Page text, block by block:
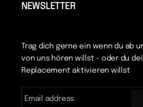
NEWSLETTER
Trag dich gerne ein wenn du ab
von uns hören willst - oder du
Replacement aktivieren willst